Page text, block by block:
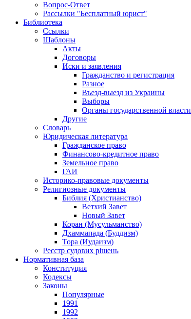
Вопрос-Ответ
Рассылки "Бесплатный юрист"
Библиотека
Ссылки
Шаблоны
Акты
Договоры
Иски и заявления
Гражданство и регистрация
Разное
Въезд-выезд из Украины
Выборы
Органы государственной власти
Другие
Словарь
Юридическая литература
Гражданское право
Финансово-кредитное право
Земельное право
ГАИ
Историко-правовые документы
Религиозные документы
Библия (Христианство)
Ветхий Завет
Новый Завет
Коран (Мусульманство)
Дхаммапада (Буддизм)
Тора (Иудаизм)
Реєстр судових рішень
Нормативная база
Конституция
Кодексы
Законы
Популярные
1991
1992